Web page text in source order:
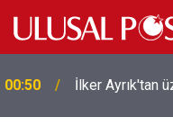
00:39
Liverpool
Trabzonspor